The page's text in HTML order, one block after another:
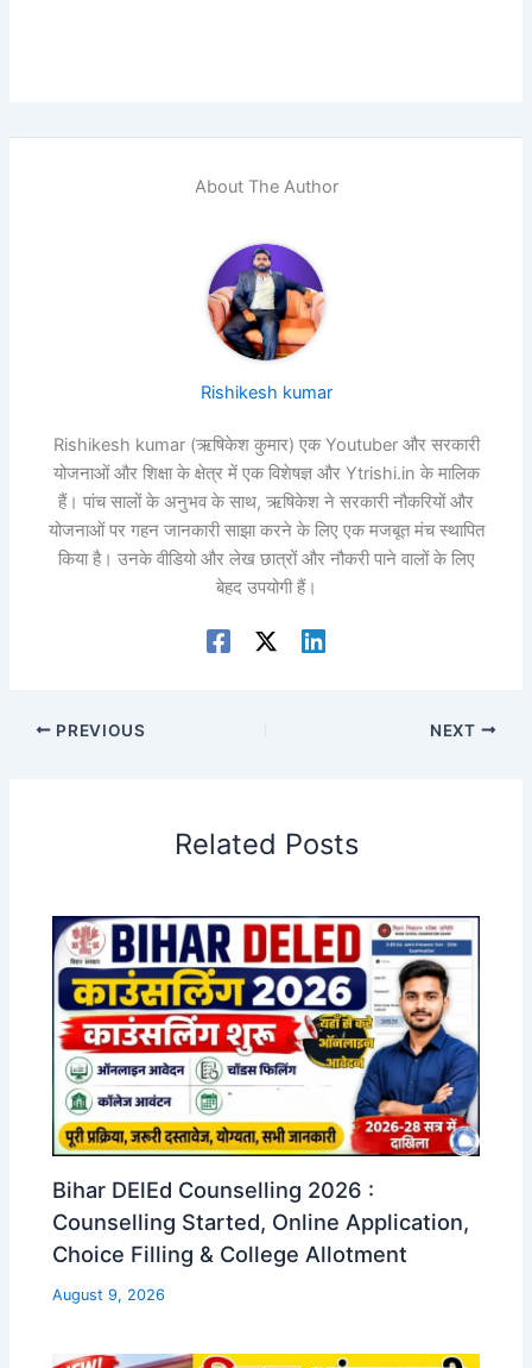
About The Author
Rishikesh kumar
Rishikesh kumar (ऋषिकेश कुमार) एक Youtuber और सरकारी
योजनाओं और शिक्षा के क्षेत्र में एक विशेषज्ञ और Ytrishi.in के मालिक
हैं। पांच सालों के अनुभव के साथ, ऋषिकेश ने सरकारी नौकरियों और
योजनाओं पर गहन जानकारी साझा करने के लिए एक मजबूत मंच स्थापित
किया है। उनके वीडियो और लेख छात्रों और नौकरी पाने वालों के लिए
बेहद उपयोगी हैं।
PREVIOUS NEXT
Related Posts
Bihar DElEd Counselling 2026 :
Counselling Started, Online Application,
Choice Filling & College Allotment
August 9, 2026